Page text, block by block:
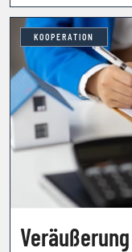
KOOPERATION